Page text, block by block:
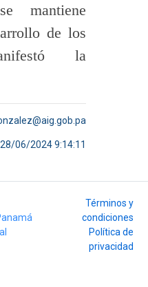
mantiene
de los
la
28/06/2024 9:14:11
Términos y
condiciones
Política de
privacidad